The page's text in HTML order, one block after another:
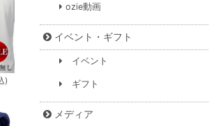
)
ozie動画
イベント・ギフト
イベント
ギフト
メディア